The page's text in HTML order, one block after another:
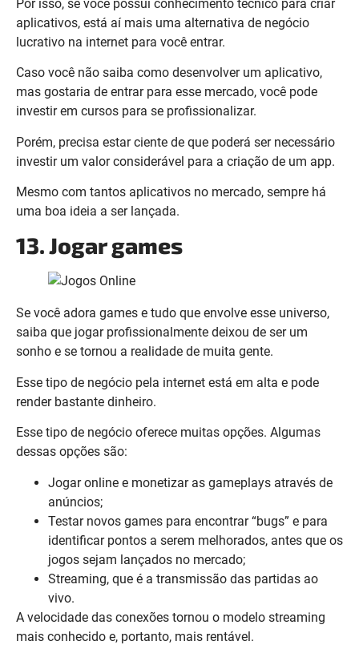
Por isso, se você possui conhecimento técnico para criar
aplicativos, está aí mais uma alternativa de negócio
lucrativo na internet para você entrar.
Caso você não saiba como desenvolver um aplicativo,
mas gostaria de entrar para esse mercado, você pode
investir em cursos para se profissionalizar.
Porém, precisa estar ciente de que poderá ser necessário
investir um valor considerável para a criação de um app.
Mesmo com tantos aplicativos no mercado, sempre há
uma boa ideia a ser lançada.
13. Jogar games
Se você adora games e tudo que envolve esse universo,
saiba que jogar profissionalmente deixou de ser um
sonho e se tornou a realidade de muita gente.
Esse tipo de negócio pela internet está em alta e pode
render bastante dinheiro.
Esse tipo de negócio oferece muitas opções. Algumas
dessas opções são:
Jogar online e monetizar as gameplays através de
anúncios;
Testar novos games para encontrar “bugs” e para
identificar pontos a serem melhorados, antes que os
jogos sejam lançados no mercado;
Streaming, que é a transmissão das partidas ao
vivo.
A velocidade das conexões tornou o modelo streaming
mais conhecido e, portanto, mais rentável.